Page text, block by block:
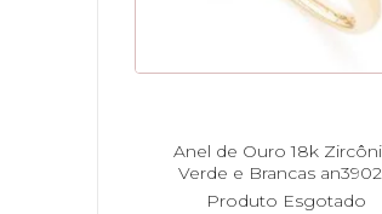
Anel de Ouro 18k
Verde e Brancas
Produto Esgotado